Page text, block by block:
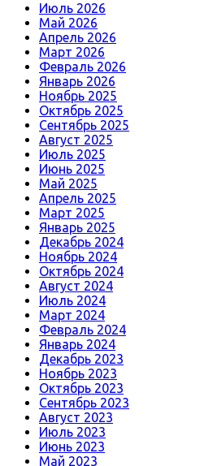
Июль 2026
Май 2026
Апрель 2026
Март 2026
Февраль 2026
Январь 2026
Ноябрь 2025
Октябрь 2025
Сентябрь 2025
Август 2025
Июль 2025
Июнь 2025
Май 2025
Апрель 2025
Март 2025
Январь 2025
Декабрь 2024
Ноябрь 2024
Октябрь 2024
Август 2024
Июль 2024
Март 2024
Февраль 2024
Январь 2024
Декабрь 2023
Ноябрь 2023
Октябрь 2023
Сентябрь 2023
Август 2023
Июль 2023
Июнь 2023
Май 2023